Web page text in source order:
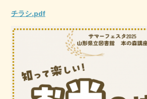
チラシ.pdf